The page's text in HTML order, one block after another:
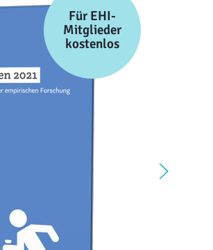
Für EHI-
Mitglieder
kostenlos